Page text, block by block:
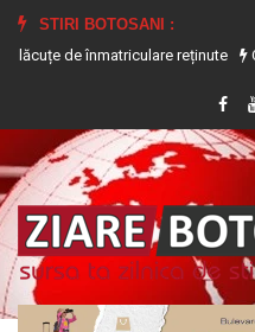
STIRI BOTOSANI :
reținute
Opt